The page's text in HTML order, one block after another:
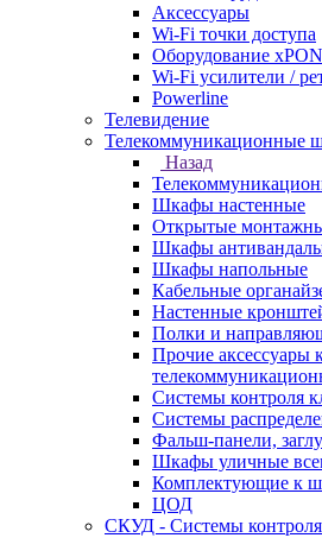
Аксессуары
Wi-Fi точки доступа
Оборудование хPON
Wi-Fi усилители /
Powerline
Телевидение
Телекоммуникационные
Назад
Шкафы настенные
Открытые
Шкафы
Шкафы напольные
Кабельные
Настенные
Полки и
Прочие аксессуары
Системы контроля
Системы
Фальш-панели,
Шкафы уличные
Комплектующие к
ЦОД
СКУД - Системы